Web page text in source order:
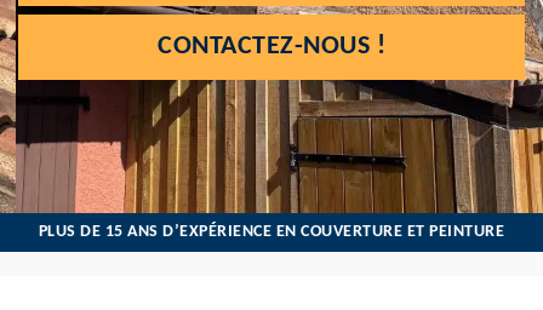
CONTACTEZ-NOUS !
PLUS DE 15 ANS D’EXPÉRIENCE EN COUVERTURE ET PEINTURE